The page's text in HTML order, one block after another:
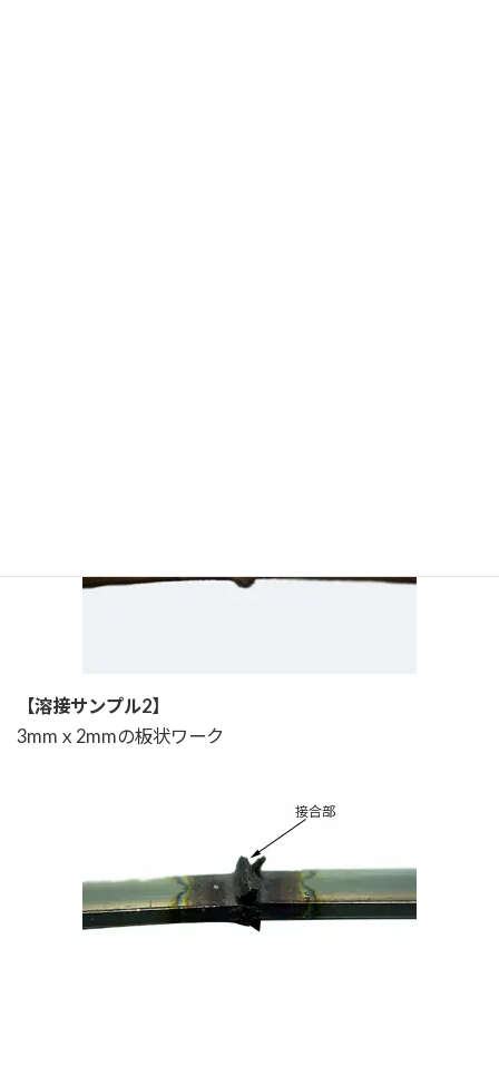
【溶接サンプル2】
3mmｘ2mmの板状ワーク